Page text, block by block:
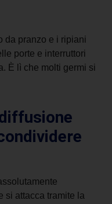
da pranzo e i ripiani
porte e interruttori
È lì che molti germi si
si attacca tramite la